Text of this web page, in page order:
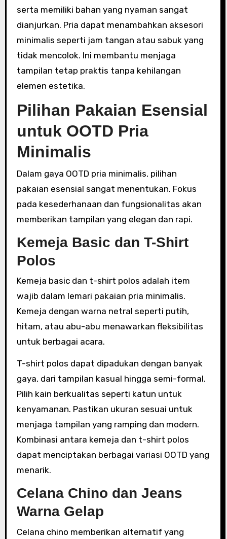
serta memiliki bahan yang nyaman sangat
dianjurkan. Pria dapat menambahkan aksesori
minimalis seperti jam tangan atau sabuk yang
tidak mencolok. Ini membantu menjaga
tampilan tetap praktis tanpa kehilangan
elemen estetika.
Pilihan Pakaian Esensial
untuk OOTD Pria
Minimalis
Dalam gaya OOTD pria minimalis, pilihan
pakaian esensial sangat menentukan. Fokus
pada kesederhanaan dan fungsionalitas akan
memberikan tampilan yang elegan dan rapi.
Kemeja Basic dan T-Shirt
Polos
Kemeja basic dan t-shirt polos adalah item
wajib dalam lemari pakaian pria minimalis.
Kemeja dengan warna netral seperti putih,
hitam, atau abu-abu menawarkan fleksibilitas
untuk berbagai acara.
T-shirt polos dapat dipadukan dengan banyak
gaya, dari tampilan kasual hingga semi-formal.
Pilih kain berkualitas seperti katun untuk
kenyamanan. Pastikan ukuran sesuai untuk
menjaga tampilan yang ramping dan modern.
Kombinasi antara kemeja dan t-shirt polos
dapat menciptakan berbagai variasi OOTD yang
menarik.
Celana Chino dan Jeans
Warna Gelap
Celana chino memberikan alternatif yang